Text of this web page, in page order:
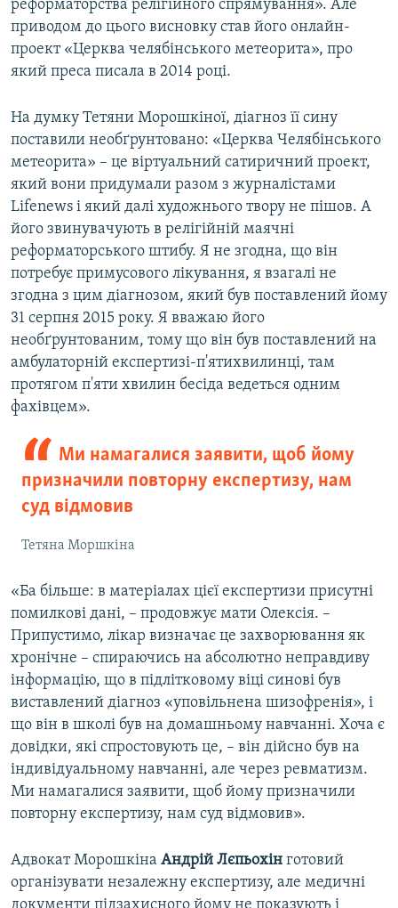
реформаторства релігійного спрямування». Але
приводом до цього висновку став його онлайн-
проект «Церква челябінського метеорита», про
який преса писала в 2014 році.
На думку Тетяни Морошкіної, діагноз її сину
поставили необґрунтовано: «Церква Челябінського
метеорита» – це віртуальний сатиричний проект,
який вони придумали разом з журналістами
Lifenews і який далі художнього твору не пішов. А
його звинувачують в релігійній маячні
реформаторського штибу. Я не згодна, що він
потребує примусового лікування, я взагалі не
згодна з цим діагнозом, який був поставлений йому
31 серпня 2015 року. Я вважаю його
необґрунтованим, тому що він був поставлений на
амбулаторній експертизі-п'ятихвилинці, там
протягом п'яти хвилин бесіда ведеться одним
фахівцем».
Ми намагалися заявити, щоб йому
призначили повторну експертизу, нам
суд відмовив
Тетяна Моршкіна
«Ба більше: в матеріалах цієї експертизи присутні
помилкові дані, – продовжує мати Олексія. –
Припустимо, лікар визначає це захворювання як
хронічне – спираючись на абсолютно неправдиву
інформацію, що в підлітковому віці синові був
виставлений діагноз «уповільнена шизофренія», і
що він в школі був на домашньому навчанні. Хоча є
довідки, які спростовують це, – він дійсно був на
індивідуальному навчанні, але через ревматизм.
Ми намагалися заявити, щоб йому призначили
повторну експертизу, нам суд відмовив».
Адвокат Морошкіна Андрій Лєпьохін готовий
організувати незалежну експертизу, але медичні